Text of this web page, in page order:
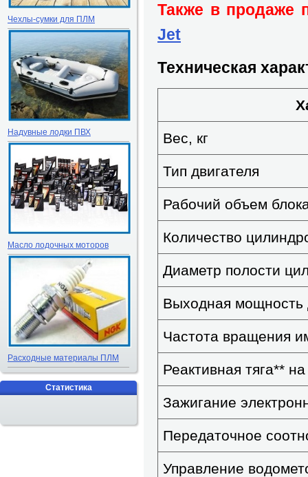
Также в продаже
Jet
Техническая
Вес, кг
Тип двигателя
Рабочий объем
Количество
Диаметр полости
Выходная мощность
Частота вращения
Реактивная тяга**
Зажигание
Передаточное
Управление
Чехлы-сумки для ПЛМ
Надувные лодки ПВХ
Масло лодочных моторов
Расходные материалы ПЛМ
Статистика